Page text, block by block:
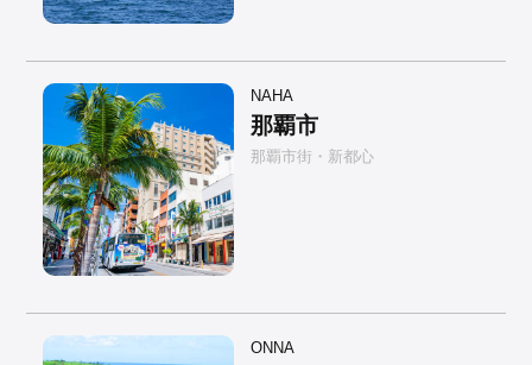
NAHA
那覇市
那覇市街・新都心
ONNA